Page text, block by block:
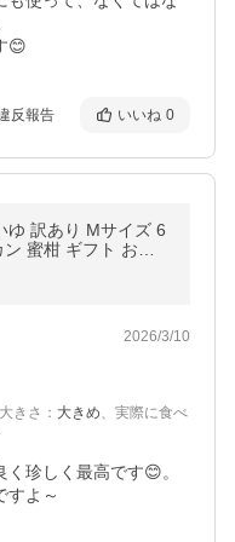
😊
反報告 いいね 0
ゆ 訳あり Mサイズ 6
蜜柑 ギフト お取
2026/3/10
大きさ ： 大きめ、 実際に食べ
珍しく最高です😊。
すよ～